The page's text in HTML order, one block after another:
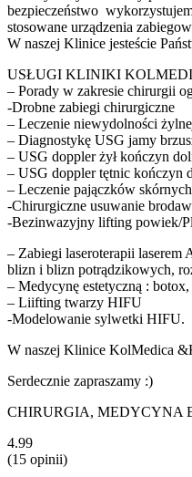
bezpieczeństwo
stosowane urządzenia
W naszej Klinice jesteście
USŁUGI KLINIKI
– Porady w zakresie chirurgii
-Drobne zabiegi chirurgiczne
– Leczenie niewydolności
– Diagnostykę USG jamy
– USG doppler żył kończyn
– USG doppler tętnic kończyn
– Leczenie pajączków
-Chirurgiczne usuwanie
-Bezinwazyjny lifting powiek/
– Zabiegi laseroterapii laserem
blizn i blizn potrądzikowych,
– Medycynę estetyczną :
– Liifting twarzy HIFU
-Modelowanie sylwetki HIFU.
W naszej Klinice KolMedica
Serdecznie zapraszamy :)
CHIRURGIA, MEDYCYNA
4.99
(15 opinii)